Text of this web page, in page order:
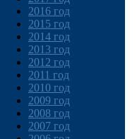
2016 год
2015 год
2014 год
2013 год
2012 год
2011 год
2010 год
2009 год
2008 год
2007 год